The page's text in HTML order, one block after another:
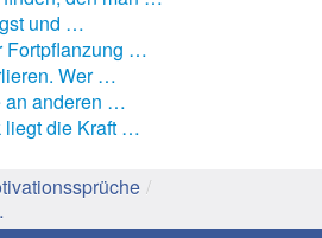
und …
Fortpflanzung …
Wer …
an anderen …
liegt die Kraft …
/